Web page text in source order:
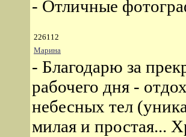
- Отличные
226112
Марина
- Благодарю за
рабочего дня -
небесных тел
милая и простая...